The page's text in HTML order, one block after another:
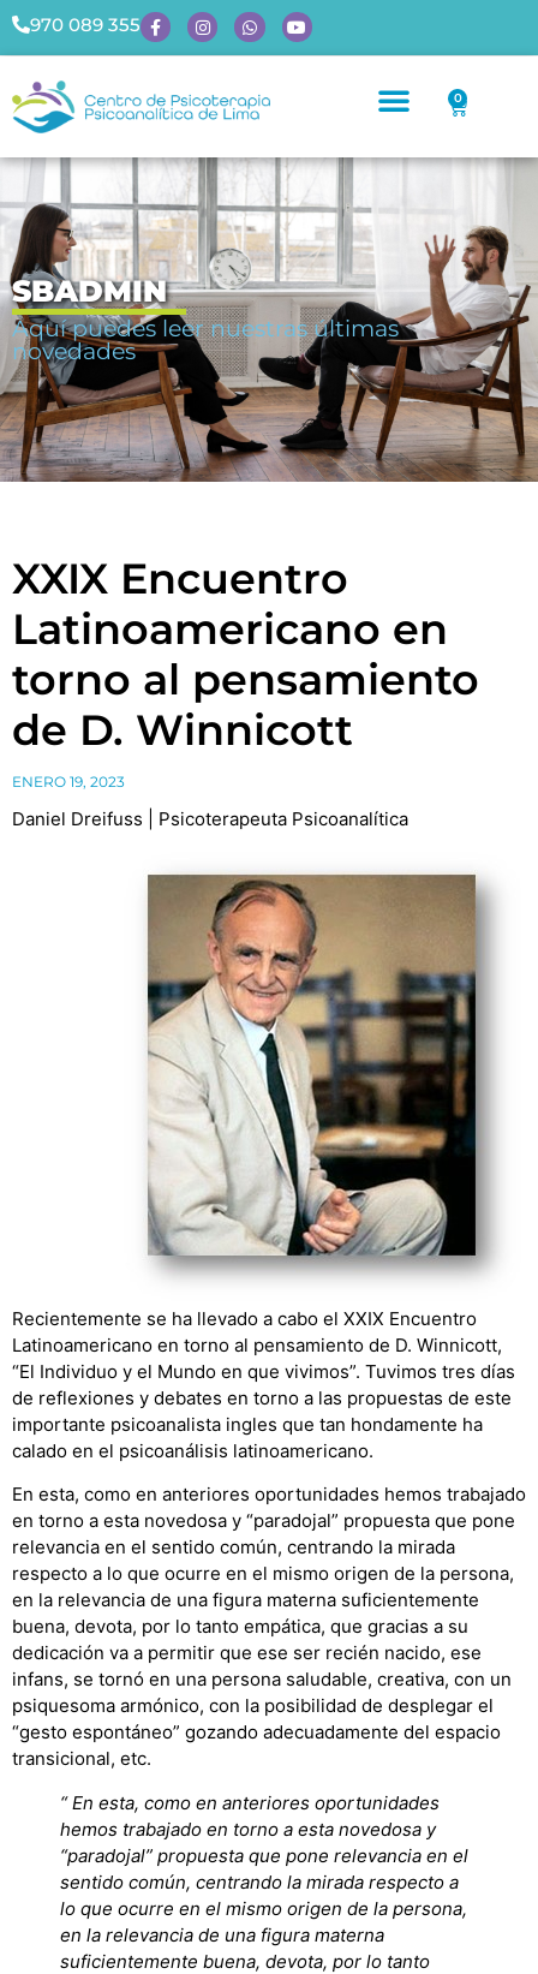
970 089 355
0
SBADMIN
Aquí puedes leer nuestras últimas
novedades
XXIX Encuentro
Latinoamericano en
torno al pensamiento
de D. Winnicott
ENERO 19, 2023
Daniel Dreifuss | Psicoterapeuta Psicoanalítica
Recientemente se ha llevado a cabo el XXIX Encuentro
Latinoamericano en torno al pensamiento de D. Winnicott,
“El Individuo y el Mundo en que vivimos”. Tuvimos tres días
de reflexiones y debates en torno a las propuestas de este
importante psicoanalista ingles que tan hondamente ha
calado en el psicoanálisis latinoamericano.
En esta, como en anteriores oportunidades hemos trabajado
en torno a esta novedosa y “paradojal” propuesta que pone
relevancia en el sentido común, centrando la mirada
respecto a lo que ocurre en el mismo origen de la persona,
en la relevancia de una figura materna suficientemente
buena, devota, por lo tanto empática, que gracias a su
dedicación va a permitir que ese ser recién nacido, ese
infans, se tornó en una persona saludable, creativa, con un
psiquesoma armónico, con la posibilidad de desplegar el
“gesto espontáneo” gozando adecuadamente del espacio
transicional, etc.
“ En esta, como en anteriores oportunidades
hemos trabajado en torno a esta novedosa y
“paradojal” propuesta que pone relevancia en el
sentido común, centrando la mirada respecto a
lo que ocurre en el mismo origen de la persona,
en la relevancia de una figura materna
suficientemente buena, devota, por lo tanto